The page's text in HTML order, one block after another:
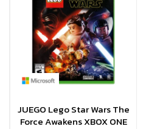
JUEGO Lego Star Wars The
Force Awakens XBOX ONE